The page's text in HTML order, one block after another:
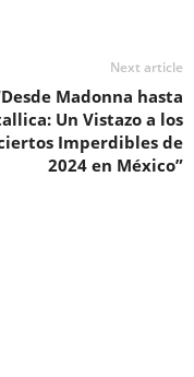
Next article
Madonna hasta
Un Vistazo a los
Imperdibles de
2024 en México”